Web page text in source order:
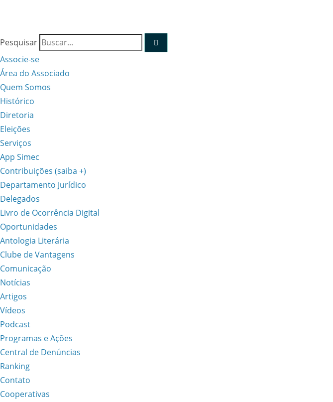
Pesquisar
Associe-se
Área do Associado
Quem Somos
Histórico
Diretoria
Eleições
Serviços
App Simec
Contribuições (saiba +)
Departamento Jurídico
Delegados
Livro de Ocorrência Digital
Oportunidades
Antologia Literária
Clube de Vantagens
Comunicação
Notícias
Artigos
Vídeos
Podcast
Programas e Ações
Central de Denúncias
Ranking
Contato
Cooperativas